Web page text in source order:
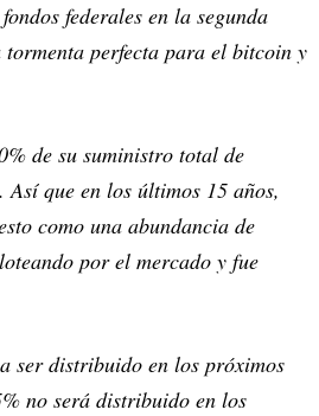
federales en la segunda
perfecta para el bitcoin y
de su suministro total de
que en los últimos 15 años,
como una abundancia de
por el mercado y fue
ser distribuido en los próximos
no será distribuido en los